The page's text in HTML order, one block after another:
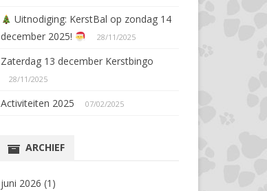
Uitnodiging: KerstBal op zondag 14
december 2025!
28/11/2025
Zaterdag 13 december Kerstbingo
28/11/2025
Activiteiten 2025 07/02/2025
ARCHIEF
juni 2026 (1)